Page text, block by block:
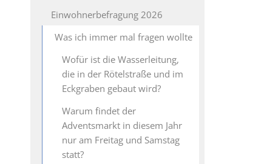
Einwohnerbefragung 2026
Was ich immer mal fragen wollte
Wofür ist die Wasserleitung,
die in der Rötelstraße und im
Eckgraben gebaut wird?
Warum findet der
Adventsmarkt in diesem Jahr
nur am Freitag und Samstag
statt?